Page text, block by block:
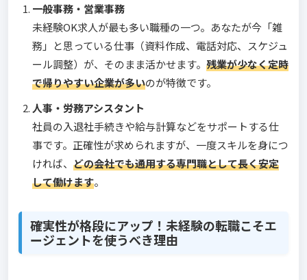
一般事務・営業事務
未経験OK求人が最も多い職種の一つ。あなたが今「雑
務」と思っている仕事（資料作成、電話対応、スケジュ
ール調整）が、そのまま活かせます。 残業が少なく定時
で帰りやすい企業が多いのが特徴です。
人事・労務アシスタント
社員の入退社手続きや給与計算などをサポートする仕
事です。正確性が求められますが、一度スキルを身につ
ければ、 どの会社でも通用する専門職として長く安定
して働けます。
確実性が格段にアップ！未経験の転職こそエ
ージェントを使うべき理由